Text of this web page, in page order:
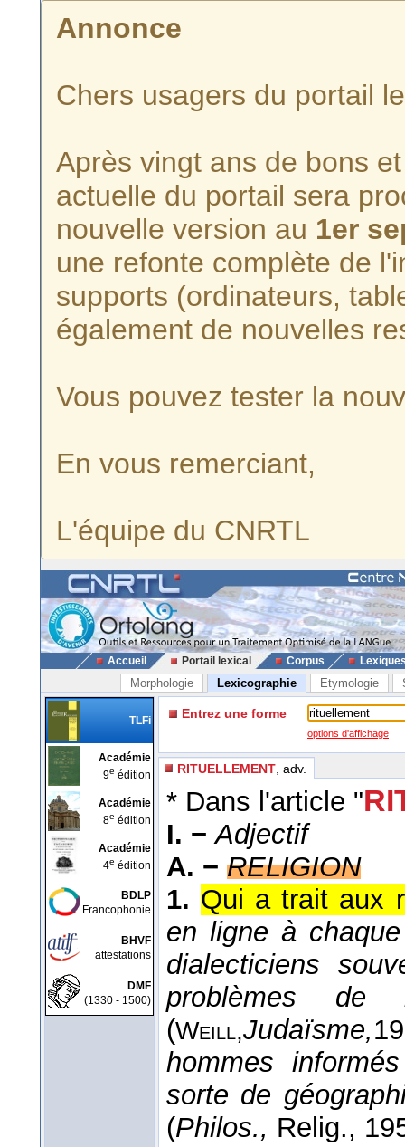
Annonce
Chers usagers du portail
Après vingt ans de bons
actuelle du portail sera
nouvelle version au 1er
une refonte complète de
supports (ordinateurs,
également de nouvelles
Vous pouvez tester la
En vous remerciant,
L'équipe du CNRTL
Accueil Portail lexical Corpus
Morphologie Lexicographie Etymologie
TLFi
Académie
9e édition
Académie
8e édition
Académie
4e édition
BDLP
Francophonie
BHVF
attestations
DMF
(1330 - 1500)
Entrez une forme
options d'affichage
RITUELLEMENT , adv.
* Dans l'article "
I. − Adjectif
A. − RELIGION
1. Qui a trait aux
en ligne à
dialecticiens
problèmes de
(Weill,Judaïsme,
hommes
sorte de
(Philos., Relig.,